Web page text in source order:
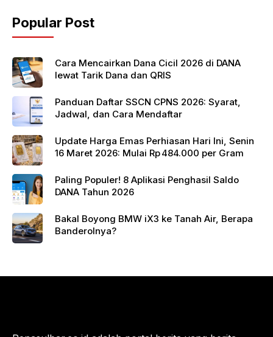
o
o
k
p
p
Popular Post
Cara Mencairkan Dana Cicil 2026 di DANA
lewat Tarik Dana dan QRIS
Panduan Daftar SSCN CPNS 2026: Syarat,
Jadwal, dan Cara Mendaftar
Update Harga Emas Perhiasan Hari Ini, Senin
16 Maret 2026: Mulai Rp 484.000 per Gram
Paling Populer! 8 Aplikasi Penghasil Saldo
DANA Tahun 2026
Bakal Boyong BMW iX3 ke Tanah Air, Berapa
Banderolnya?